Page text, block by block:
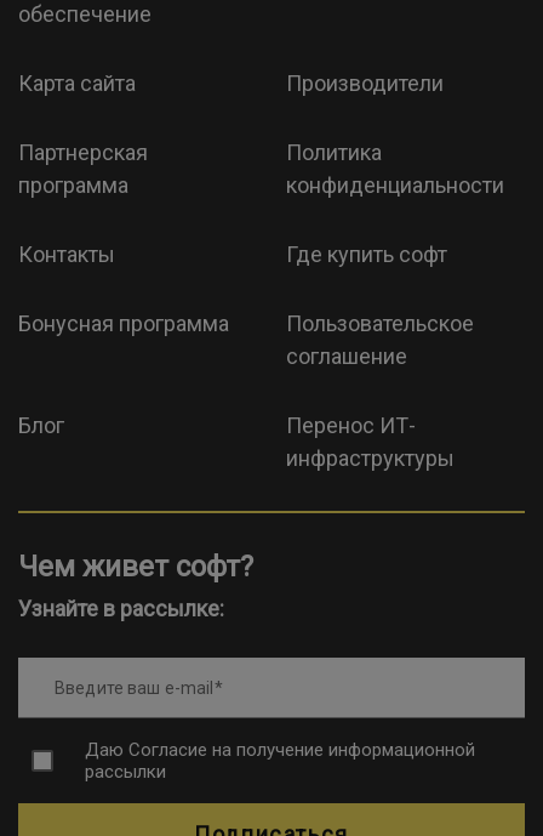
обеспечение
Карта сайта Производители
Партнерская
программа
Политика
конфиденциальности
Контакты Где купить софт
Бонусная программа
Пользовательское
соглашение
Блог
Перенос ИТ-
инфраструктуры
Чем живет софт?
Узнайте в рассылке:
Введите ваш e-mail
Даю Согласие на получение информационной
рассылки